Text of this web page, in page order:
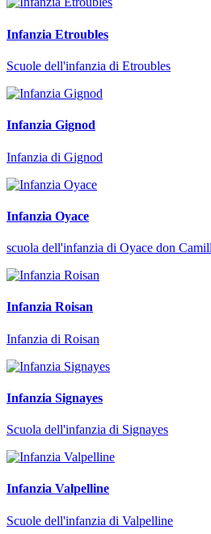
Infanzia Etroubles
Scuole dell'infanzia di Etroubles
Infanzia Gignod
Infanzia di Gignod
Infanzia Oyace
scuola dell'infanzia di Oyace don
Infanzia Roisan
Infanzia di Roisan
Infanzia Signayes
Scuola dell'infanzia di Signayes
Infanzia Valpelline
Scuole dell'infanzia di Valpelline